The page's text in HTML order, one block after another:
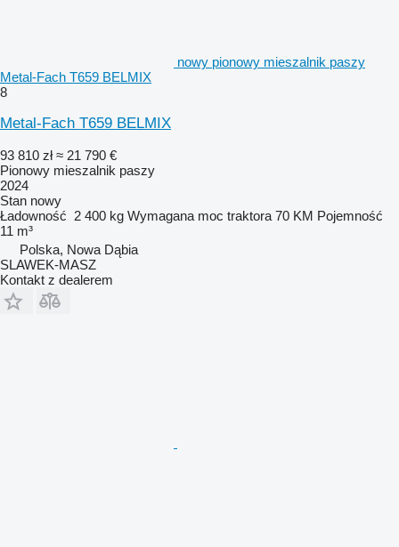
nowy pionowy mieszalnik paszy
Metal-Fach T659 BELMIX
8
Metal-Fach T659 BELMIX
93 810 zł ≈ 21 790 €
Pionowy mieszalnik paszy
2024
Stan nowy
Ładowność 2 400 kg Wymagana moc traktora 70 KM Pojemność
11 m³
Polska, Nowa Dąbia
SLAWEK-MASZ
Kontakt z dealerem